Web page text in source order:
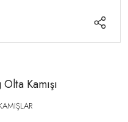
Kamışı